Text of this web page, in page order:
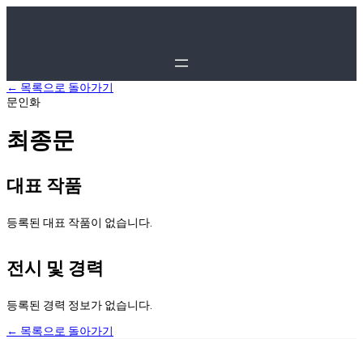
← 목록으로 돌아가기
문인화
최종문
대표 작품
등록된 대표 작품이 없습니다.
전시 및 경력
등록된 경력 정보가 없습니다.
← 목록으로 돌아가기